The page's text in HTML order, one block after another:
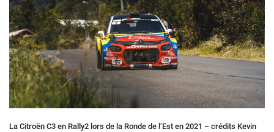
La Citroën C3 en Rally2 lors de la Ronde de l’Est en 2021 – crédits Kevin